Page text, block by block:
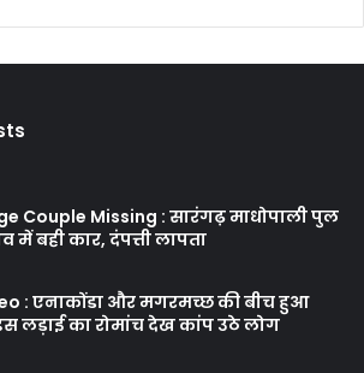
Couple Missing : सारंगढ़ माधोपाली पुल
में बही कार, दंपत्ती लापता
: एनाकोंडा और मगरमच्छ की बीच हुआ
लड़ाई का रोमांच देख कांप उठे लोग